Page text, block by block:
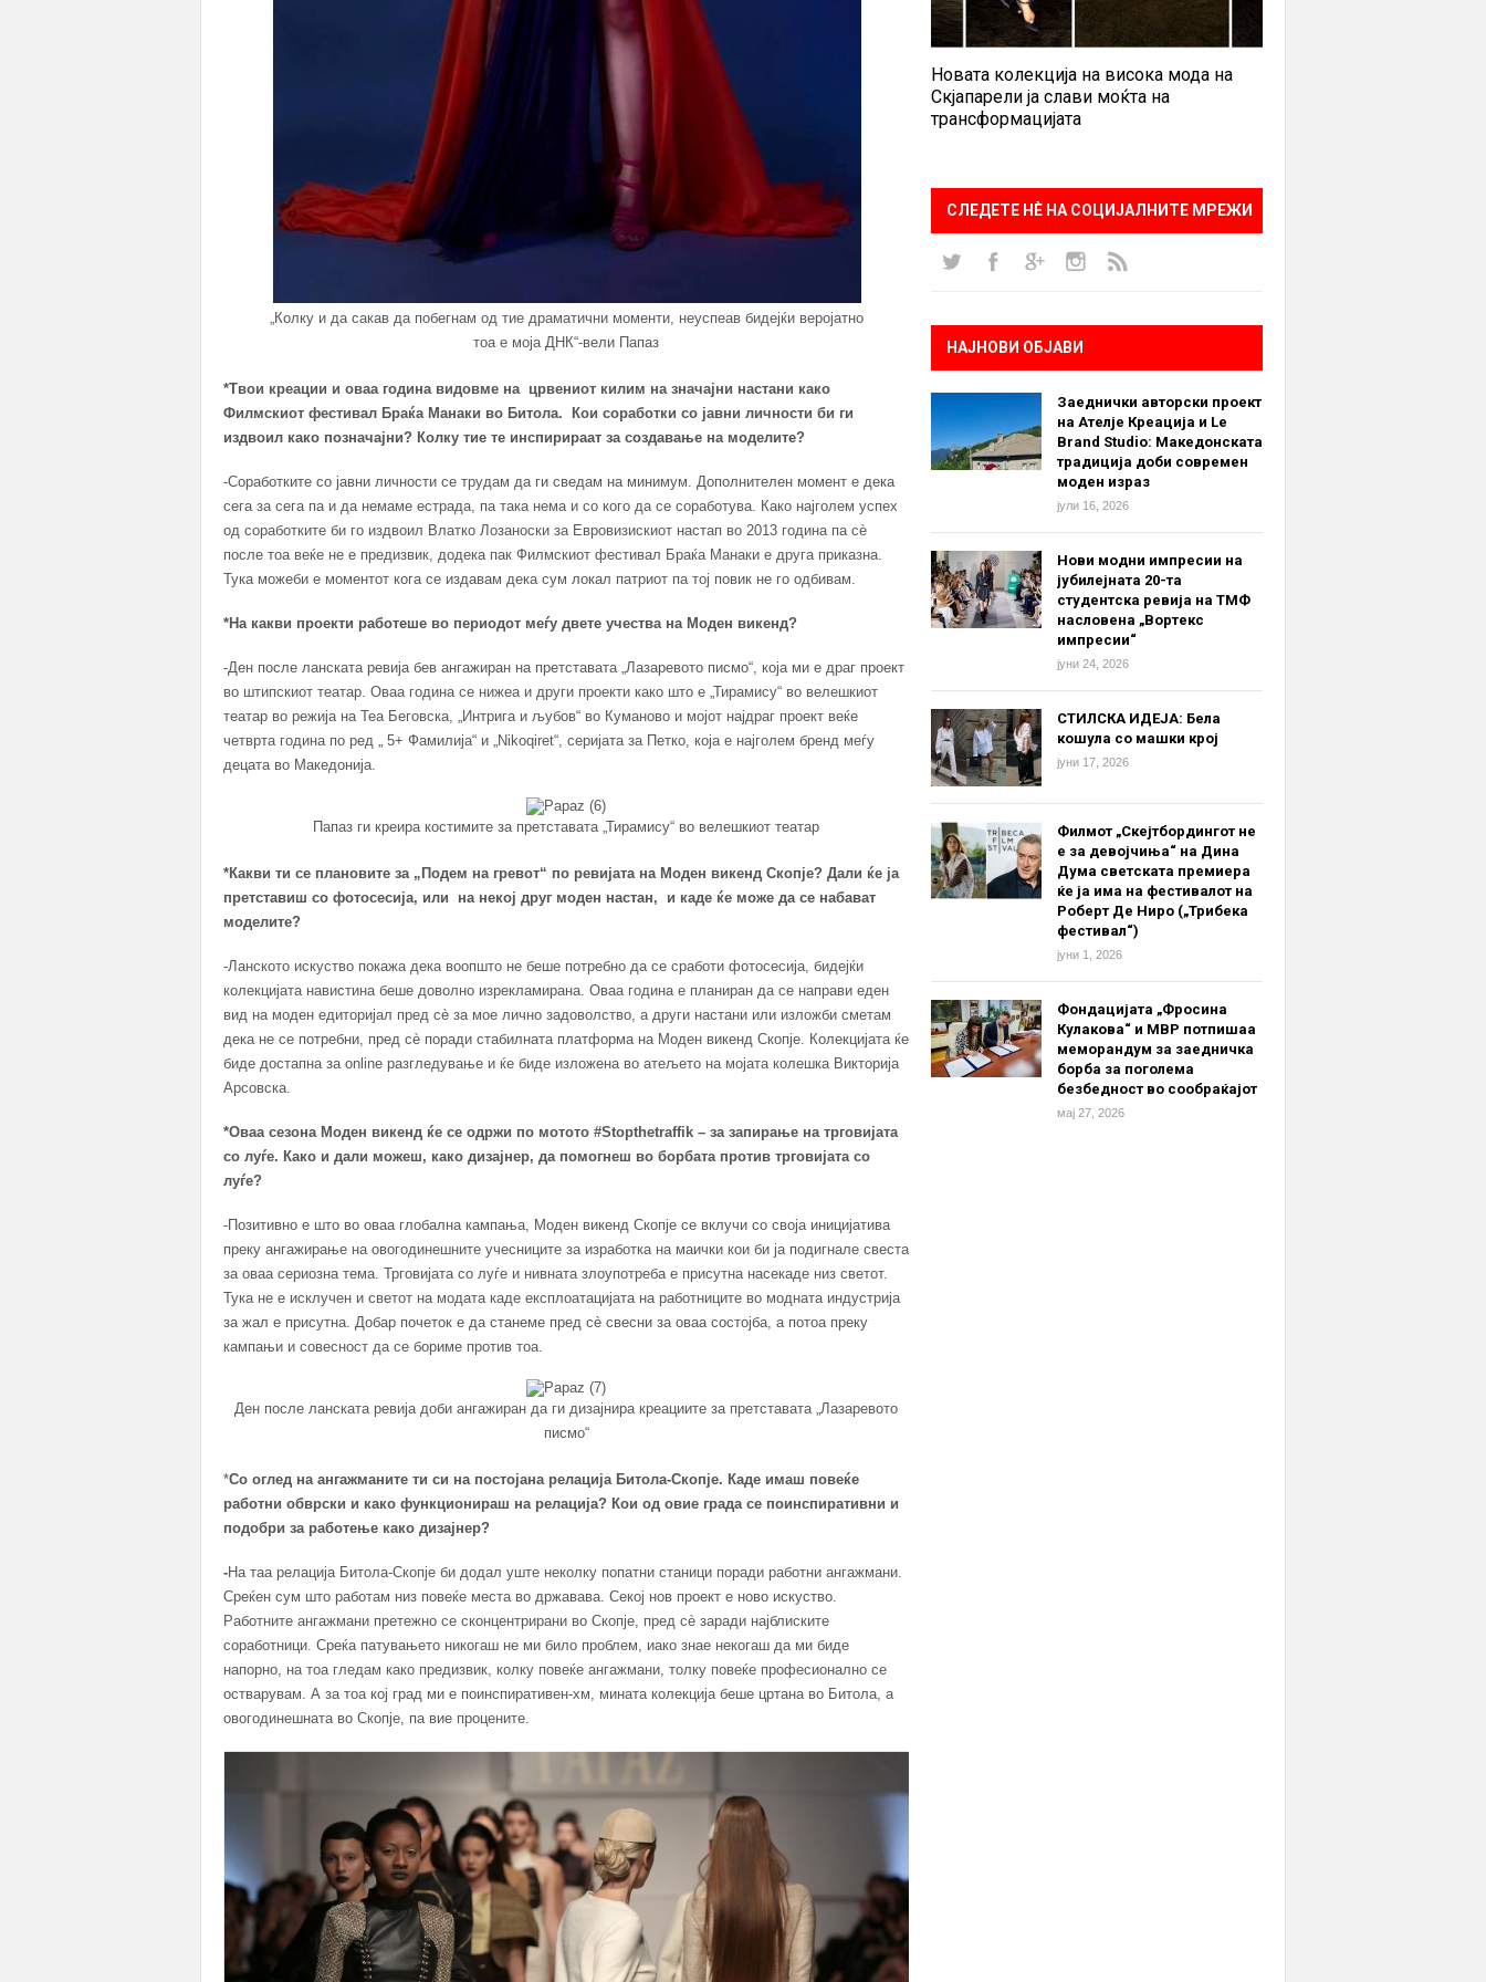
„Колку и да сакав да побегнам од тие драматични моменти, неуспеав бидејќи веројатно
тоа е моја ДНК“-вели Папаз
*Твои креации и оваа година видовме на црвениот килим на значајни настани како
Филмскиот фестивал Браќа Манаки во Битола. Кои соработки со јавни личности би ги
издвоил како позначајни? Колку тие те инспирираат за создавање на моделите?
-Соработките со јавни личности се трудам да ги сведам на минимум. Дополнителен момент е дека
сега за сега па и да немаме естрада, па така нема и со кого да се соработува. Како најголем успех
од соработките би го издвоил Влатко Лозаноски за Евровизискиот настап во 2013 година па сè
после тоа веќе не е предизвик, додека пак Филмскиот фестивал Браќа Манаки е друга приказна.
Тука можеби е моментот кога се издавам дека сум локал патриот па тој повик не го одбивам.
*На какви проекти работеше во периодот меѓу двете учества на Моден викенд?
-Ден после ланската ревија бев ангажиран на претставата „Лазаревото писмо“, која ми е драг проект
во штипскиот театар. Оваа година се нижеа и други проекти како што е „Тирамису“ во велешкиот
театар во режија на Теа Беговска, „Интрига и љубов“ во Куманово и мојот најдраг проект веќе
четврта година по ред „ 5+ Фамилија“ и „Nikoqiret“, серијата за Петко, која е најголем бренд меѓу
децата во Македонија.
Папаз ги креира костимите за претставата „Тирамису“ во велешкиот театар
*Какви ти се плановите за „Подем на гревот“ по ревијата на Моден викенд Скопје? Дали ќе ја
претставиш со фотосесија, или на некој друг моден настан, и каде ќе може да се набават
моделите?
-Ланското искуство покажа дека воопшто не беше потребно да се сработи фотосесија, бидејќи
колекцијата навистина беше доволно изрекламирана. Оваа година е планиран да се направи еден
вид на моден едиторијал пред сè за мое лично задоволство, а други настани или изложби сметам
дека не се потребни, пред сè поради стабилната платформа на Моден викенд Скопје. Колекцијата ќе
биде достапна за online разгледување и ќе биде изложена во атељето на мојата колешка Викторија
Арсовска.
*Оваа сезона Моден викенд ќе се одржи по мотото #Stopthetraffik – за запирање на трговијата
со луѓе. Како и дали можеш, како дизајнер, да помогнеш во борбата против трговијата со
луѓе?
-Позитивно е што во оваа глобална кампања, Моден викенд Скопје се вклучи со своја иницијатива
преку ангажирање на овогодинешните учесниците за изработка на маички кои би ја подигнале свеста
за оваа сериозна тема. Трговијата со луѓе и нивната злоупотреба е присутна насекаде низ светот.
Тука не е исклучен и светот на модата каде експлоатацијата на работниците во модната индустрија
за жал е присутна. Добар почеток е да станеме пред сè свесни за оваа состојба, а потоа преку
кампањи и совесност да се бориме против тоа.
Ден после ланската ревија доби ангажиран да ги дизајнира креациите за претставата „Лазаревото
писмо“
*Со оглед на ангажманите ти си на постојана релација Битола-Скопје. Каде имаш повеќе
работни обврски и како функционираш на релација? Кои од овие града се поинспиративни и
подобри за работење како дизајнер?
-На таа релација Битола-Скопје би додал уште неколку попатни станици поради работни ангажмани.
Среќен сум што работам низ повеќе места во државава. Секој нов проект е ново искуство.
Работните ангажмани претежно се сконцентрирани во Скопје, пред сè заради најблиските
соработници. Среќа патувањето никогаш не ми било проблем, иако знае некогаш да ми биде
напорно, на тоа гледам како предизвик, колку повеќе ангажмани, толку повеќе професионално се
остварувам. А за тоа кој град ми е поинспиративен-хм, мината колекција беше цртана во Битола, а
овогодинешната во Скопје, па вие процените.
Новата колекција на висока мода на
Скјапарели ја слави моќта на
трансформацијата
СЛЕДЕТЕ НÈ НА СОЦИЈАЛНИТЕ МРЕЖИ
НАЈНОВИ ОБЈАВИ
Заеднички авторски проект
на Ателје Креација и Le
Brand Studio: Македонската
традиција доби современ
моден израз
јули 16, 2026
Нови модни импресии на
јубилејната 20-та
студентска ревија на ТМФ
насловена „Вортекс
импресии“
јуни 24, 2026
СТИЛСКА ИДЕЈА: Бела
кошула со машки крој
јуни 17, 2026
Филмот „Скејтбордингот не
е за девојчиња“ на Дина
Дума светската премиера
ќе ја има на фестивалот на
Роберт Де Ниро („Трибека
фестивал“)
јуни 1, 2026
Фондацијата „Фросина
Кулакова“ и МВР потпишаа
меморандум за заедничка
борба за поголема
безбедност во сообраќајот
мај 27, 2026